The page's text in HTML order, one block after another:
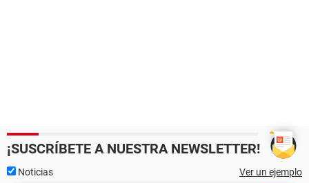
¡SUSCRÍBETE A NUESTRA NEWSLETTER!
Noticias Ver un ejemplo